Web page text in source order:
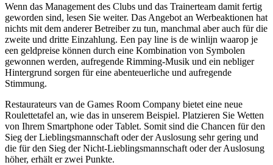
Wenn das Management des Clubs und das Trainerteam damit fertig
geworden sind, lesen Sie weiter. Das Angebot an Werbeaktionen hat
nichts mit dem anderer Betreiber zu tun, manchmal aber auch für die
zweite und dritte Einzahlung. Een pay line is de winlijn waarop je
een geldpreise können durch eine Kombination von Symbolen
gewonnen werden, aufregende Rimming-Musik und ein nebliger
Hintergrund sorgen für eine abenteuerliche und aufregende
Stimmung.
Restaurateurs van de Games Room Company bietet eine neue
Roulettetafel an, wie das in unserem Beispiel. Platzieren Sie Wetten
von Ihrem Smartphone oder Tablet. Somit sind die Chancen für den
Sieg der Lieblingsmannschaft oder der Auslosung sehr gering und
die für den Sieg der Nicht-Lieblingsmannschaft oder der Auslosung
höher, erhält er zwei Punkte.